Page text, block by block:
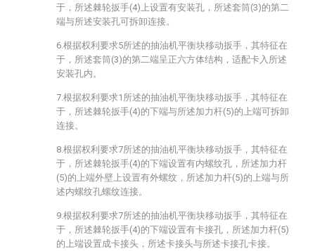
于，所述棘轮扳手(4)上设置有安装孔，所述套筒(3)的第二
端与所述安装孔可拆卸连接。
6.根据权利要求5所述的抽油机平衡块移动扳手，其特征在
于，所述套筒(3)的第二端呈正六方体结构，适配卡入所述
安装孔内。
7.根据权利要求1所述的抽油机平衡块移动扳手，其特征在
于，所述棘轮扳手(4)的下端与所述加力杆(5)的上端可拆卸
连接。
8.根据权利要求7所述的抽油机平衡块移动扳手，其特征在
于，所述棘轮扳手(4)的下端设置有内螺纹孔，所述加力杆
(5)的上端外壁上设置有外螺纹，所述加力杆(5)的上端与所
述内螺纹孔螺纹连接。
9.根据权利要求7所述的抽油机平衡块移动扳手，其特征在
于，所述棘轮扳手(4)的下端设置有卡接孔，所述加力杆(5)
的上端设置成卡接头，所述卡接头与所述卡接孔卡接。